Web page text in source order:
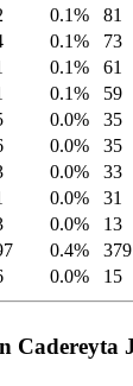
0.1% 81
0.1% 73
0.1% 61
0.1% 59
0.0% 35
0.0% 35
0.0% 33
0.0% 31
0.0% 13
0.4% 379
0.0% 15
Cadereyta